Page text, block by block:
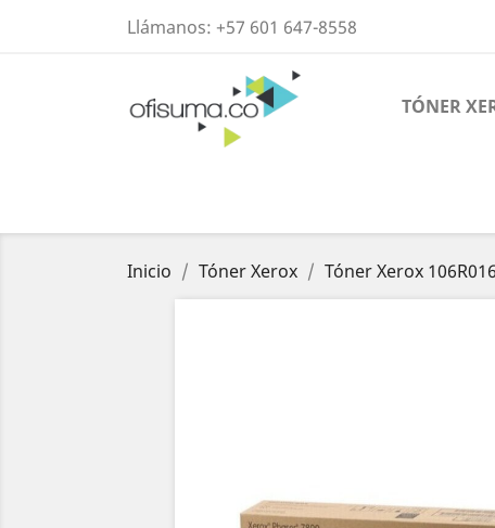
Llámanos: +57 601 647-8558
TÓNER
Inicio Tóner Xerox Tóner Xerox